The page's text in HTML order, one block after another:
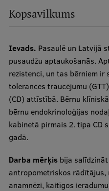
Study bases
Our people
Strategy
Structure
History
Visual Identity
RSU Great Hall
Museums and
Development and
Kopsavilkums
Ievads. Pasaulē un Latvijā
pusaudžu aptaukošanās.
rezistenci, un tas bērniem
tolerances traucējumu
(CD) attīstībā. Bērnu
bērnu endokrinoloģijas
kabinetā pirmais 2. tipa CD
gadā.
Darba mērķisbija salīdzināt
antropometriskos rādītājus,
anamnēzi, kaitīgos